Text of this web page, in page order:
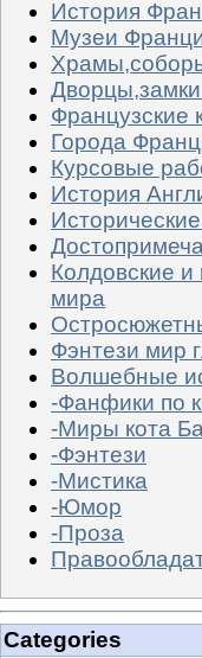
История
Музеи
Французские
Города
Курсовые
История
Колдовские
мира
Фэнтези мир
Волшебные
-Фанфики по
-Миры кота
-Фэнтези
-Мистика
-Юмор
-Проза
Categories